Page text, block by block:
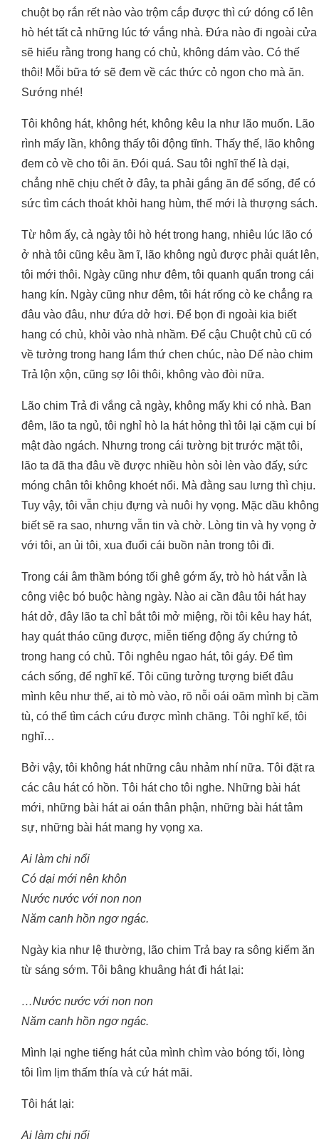
chuột bọ rắn rết nào vào trộm cắp được thì cứ dóng cổ lên
hò hét tất cả những lúc tớ vắng nhà. Đứa nào đi ngoài cửa
sẽ hiểu rằng trong hang có chủ, không dám vào. Có thế
thôi! Mỗi bữa tớ sẽ đem về các thức cỏ ngon cho mà ăn.
Sướng nhé!
Tôi không hát, không hét, không kêu la như lão muốn. Lão
rình mấy lần, không thấy tôi động tĩnh. Thấy thế, lão không
đem cỏ về cho tôi ăn. Đói quá. Sau tôi nghĩ thế là dại,
chẳng nhẽ chịu chết ở đây, ta phải gắng ăn để sống, để có
sức tìm cách thoát khỏi hang hùm, thế mới là thượng sách.
Từ hôm ấy, cả ngày tôi hò hét trong hang, nhiêu lúc lão có
ở nhà tôi cũng kêu ầm ĩ, lão không ngủ được phải quát lên,
tôi mới thôi. Ngày cũng như đêm, tôi quanh quẩn trong cái
hang kín. Ngày cũng như đêm, tôi hát rống cò ke chẳng ra
đâu vào đâu, như đứa dở hơi. Để bọn đi ngoài kia biết
hang có chủ, khỏi vào nhà nhầm. Để cậu Chuột chủ cũ có
về tưởng trong hang lắm thứ chen chúc, nào Dế nào chim
Trả lộn xộn, cũng sợ lôi thôi, không vào đòi nữa.
Lão chim Trả đi vắng cả ngày, không mấy khi có nhà. Ban
đêm, lão ta ngủ, tôi nghỉ hò la hát hỏng thì tôi lại cặm cụi bí
mật đào ngách. Nhưng trong cái tường bịt trước mặt tôi,
lão ta đã tha đâu về được nhiều hòn sỏi lèn vào đấy, sức
móng chân tôi không khoét nổi. Mà đằng sau lưng thì chịu.
Tuy vậy, tôi vẫn chịu đựng và nuôi hy vọng. Mặc dầu không
biết sẽ ra sao, nhưng vẫn tin và chờ. Lòng tin và hy vọng ở
với tôi, an ủi tôi, xua đuổi cái buồn nản trong tôi đi.
Trong cái âm thầm bóng tối ghê gớm ấy, trò hò hát vẫn là
công việc bó buộc hàng ngày. Nào ai cần đâu tôi hát hay
hát dở, đây lão ta chỉ bắt tôi mở miệng, rồi tôi kêu hay hát,
hay quát tháo cũng được, miễn tiếng động ấy chứng tỏ
trong hang có chủ. Tôi nghêu ngao hát, tôi gáy. Để tìm
cách sống, để nghĩ kế. Tôi cũng tưởng tượng biết đâu
mình kêu như thế, ai tò mò vào, rõ nỗi oái oăm mình bị cầm
tù, có thể tìm cách cứu được mình chăng. Tôi nghĩ kế, tôi
nghĩ…
Bởi vậy, tôi không hát những câu nhảm nhí nữa. Tôi đặt ra
các câu hát có hồn. Tôi hát cho tôi nghe. Những bài hát
mới, những bài hát ai oán thân phận, những bài hát tâm
sự, những bài hát mang hy vọng xa.
Ai làm chi nổi
Có dại mới nên khôn
Nước nước với non non
Năm canh hồn ngơ ngác.
Ngày kia như lệ thường, lão chim Trả bay ra sông kiếm ăn
từ sáng sớm. Tôi bâng khuâng hát đi hát lại:
…Nước nước với non non
Năm canh hồn ngơ ngác.
Mình lại nghe tiếng hát của mình chìm vào bóng tối, lòng
tôi lìm lịm thấm thía và cứ hát mãi.
Tôi hát lại:
Ai làm chi nổi